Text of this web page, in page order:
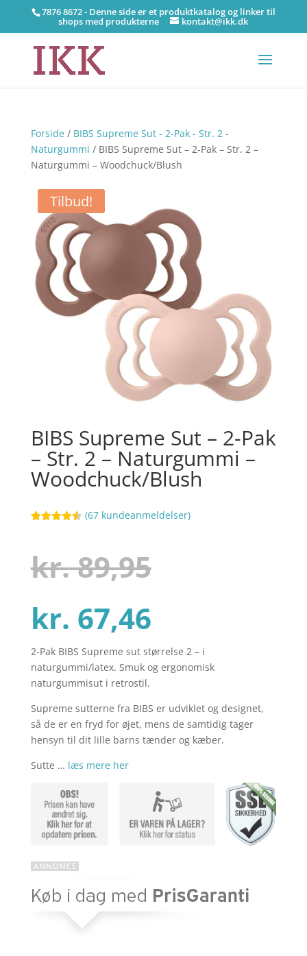
7876 8672 - Denne side er et produktkatalog og linker til
shops med produkterne kontakt@ikk.dk
Forside/ BIBS Supreme Sut - 2-Pak - Str. 2 -
Naturgummi / BIBS Supreme Sut – 2-Pak – Str. 2 –
Naturgummi – Woodchuck/Blush
Tilbud!
BIBS Supreme Sut – 2-Pak
– Str. 2 – Naturgummi –
Woodchuck/Blush
baseret
på
kundebedø
(67 kundeanmeldelser)
kr.89,95
pris
var:
kr. 67,46Den
aktuelle
pris
kr. 67,46.
2-Pak BIBS Supreme sut størrelse 2 – i
naturgummi/latex. Smuk og ergonomisk
naturgummisut i retrostil.
Supreme sutterne fra BIBS er udviklet og designet,
så de er en fryd for øjet, mens de samtidig tager
hensyn til dit lille barns tænder og kæber.
Sutte … læs mere her